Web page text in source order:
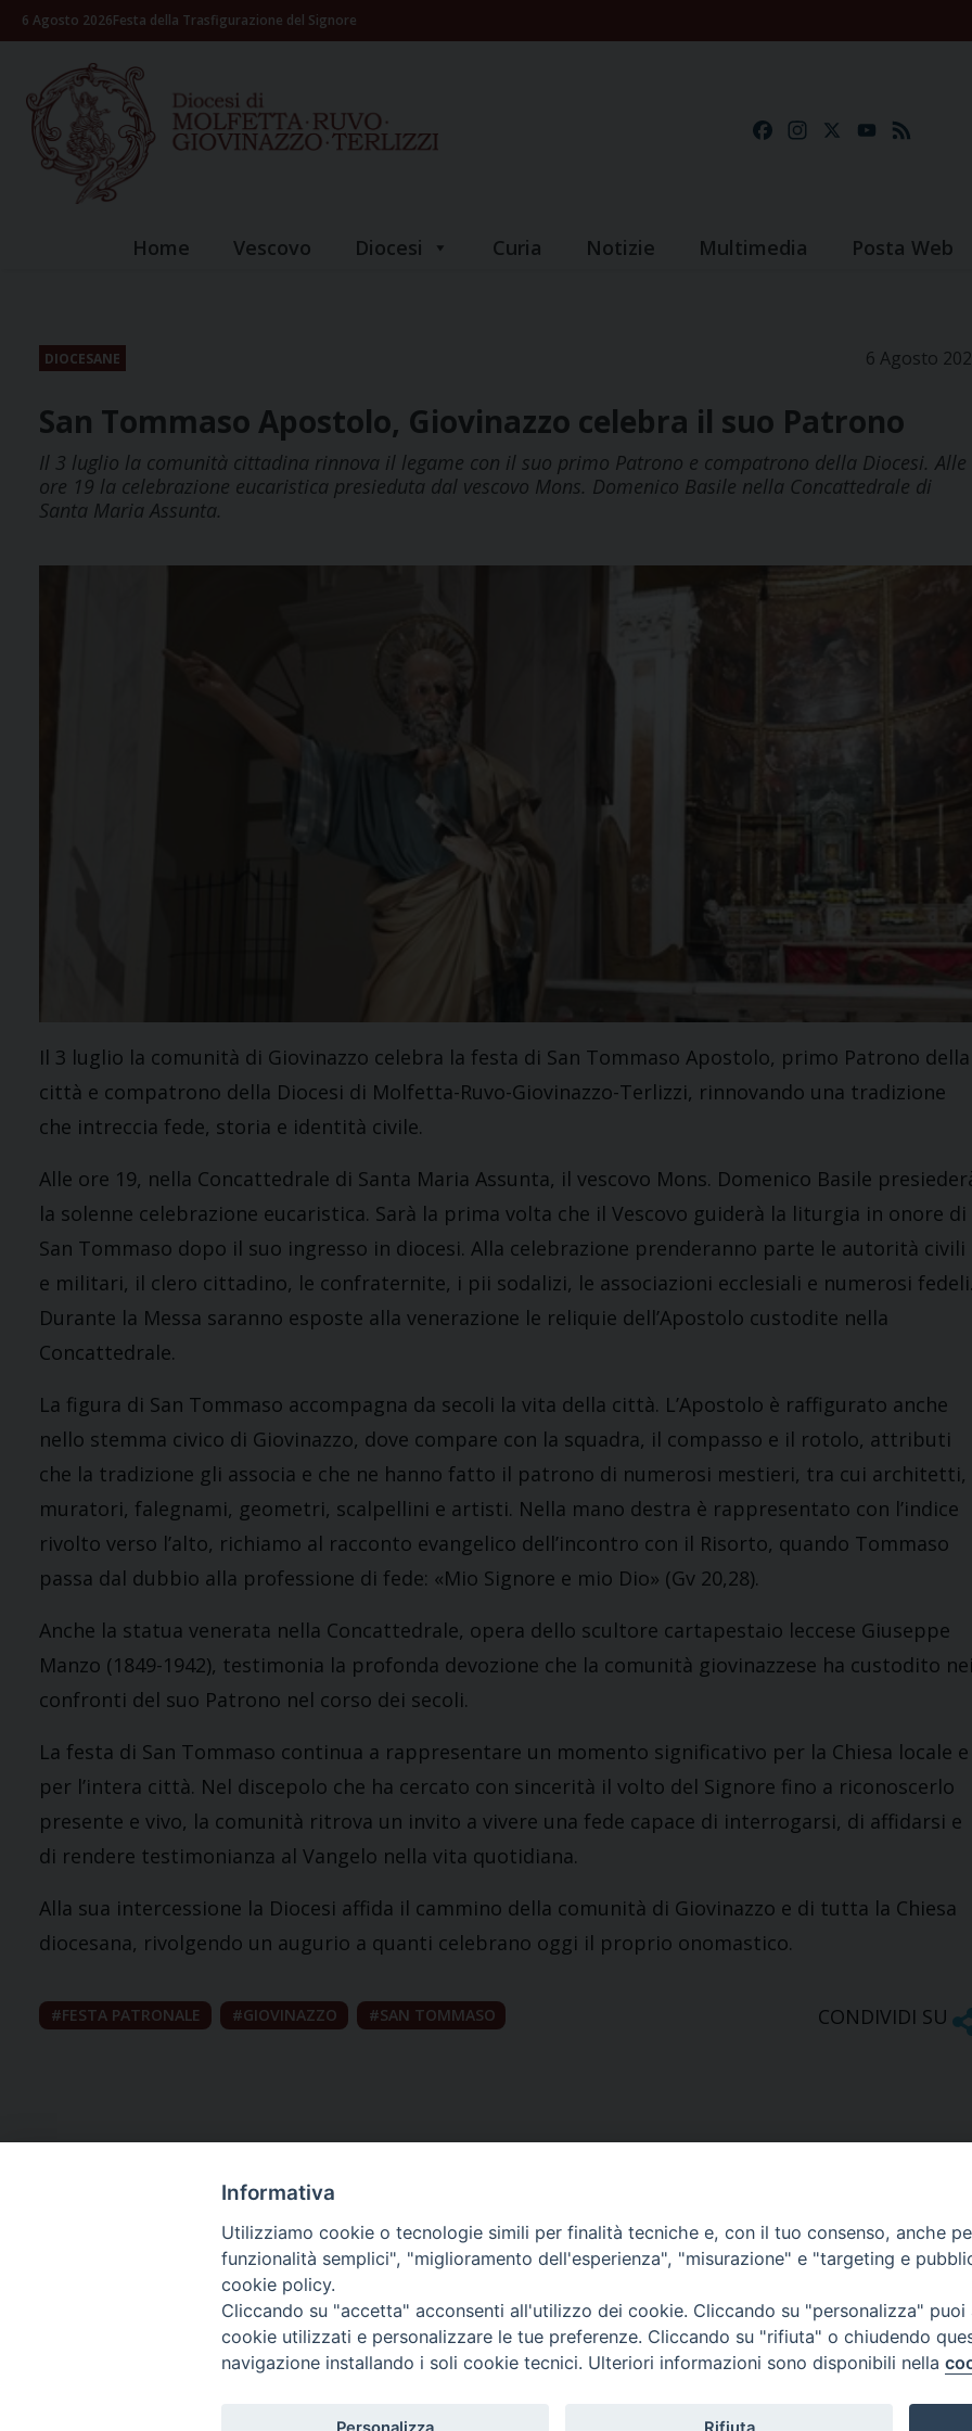
Skip6 Agosto 2026Festa della Trasfigurazione del Signore
FacebookInstagramYouTube
Home Vescovo Diocesi Curia Notizie Multimedia Posta Web
DIOCESANE 6 Agosto
San Tommaso Apostolo, Giovinazzo celebra il suo Patrono
Il 3 luglio la comunità cittadina rinnova il legame con il suo primo Patrono e compatrono della Diocesi. Alle
ore 19 la celebrazione eucaristica presieduta dal vescovo Mons. Domenico Basile nella Concattedrale di
Santa Maria Assunta.
Il 3 luglio la comunità di Giovinazzo celebra la festa di San Tommaso Apostolo, primo Patrono della
città e compatrono della Diocesi di Molfetta-Ruvo-Giovinazzo-Terlizzi, rinnovando una tradizione
che intreccia fede, storia e identità civile.
Alle ore 19, nella Concattedrale di Santa Maria Assunta, il vescovo Mons. Domenico Basile
la solenne celebrazione eucaristica. Sarà la prima volta che il Vescovo guiderà la liturgia in onore di
San Tommaso dopo il suo ingresso in diocesi. Alla celebrazione prenderanno parte le autorità civili
e militari, il clero cittadino, le confraternite, i pii sodalizi, le associazioni ecclesiali e numerosi
Durante la Messa saranno esposte alla venerazione le reliquie dell’Apostolo custodite nella
Concattedrale.
La figura di San Tommaso accompagna da secoli la vita della città. L’Apostolo è raffigurato anche
nello stemma civico di Giovinazzo, dove compare con la squadra, il compasso e il rotolo, attributi
che la tradizione gli associa e che ne hanno fatto il patrono di numerosi mestieri, tra cui architetti,
muratori, falegnami, geometri, scalpellini e artisti. Nella mano destra è rappresentato con l’indice
rivolto verso l’alto, richiamo al racconto evangelico dell’incontro con il Risorto, quando Tommaso
passa dal dubbio alla professione di fede: «Mio Signore e mio Dio» (Gv 20,28).
Anche la statua venerata nella Concattedrale, opera dello scultore cartapestaio leccese Giuseppe
Manzo (1849-1942), testimonia la profonda devozione che la comunità giovinazzese ha custodito
confronti del suo Patrono nel corso dei secoli.
La festa di San Tommaso continua a rappresentare un momento significativo per la Chiesa locale e
per l’intera città. Nel discepolo che ha cercato con sincerità il volto del Signore fino a riconoscerlo
presente e vivo, la comunità ritrova un invito a vivere una fede capace di interrogarsi, di affidarsi e
di rendere testimonianza al Vangelo nella vita quotidiana.
Alla sua intercessione la Diocesi affida il cammino della comunità di Giovinazzo e di tutta la Chiesa
diocesana, rivolgendo un augurio a quanti celebrano oggi il proprio onomastico.
FESTA PATRONALE GIOVINAZZO SAN TOMMASO CONDIVIDI SU
Piazza Giovene 4 – 70056 Molfetta (BA)
Ufficio Comunicazioni sociali
Piazza Giovene 4 – 70056 Molfetta (BA)
comunicazionisociali@diocesimolfetta.it
Informativa
Utilizziamo cookie o tecnologie simili per finalità tecniche e, con il tuo consenso, anche
funzionalità semplici", "miglioramento dell'esperienza", "misurazione" e "targeting e
cookie policy.
Cliccando su "accetta" acconsenti all'utilizzo dei cookie. Cliccando su "personalizza"
cookie utilizzati e personalizzare le tue preferenze. Cliccando su "rifiuta" o chiudendo
navigazione installando i soli cookie tecnici. Ulteriori informazioni sono disponibili nella